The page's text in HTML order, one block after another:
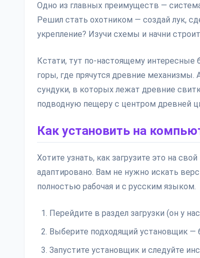
Одно из главных преимуществ —
Решил стать охотником — создай лук,
укрепление? Изучи схемы и начни
Кстати, тут по-настоящему
горы, где прячутся древние механизмы.
сундуки, в которых лежат древние
подводную пещеру с центром древней
Как установить на
Хотите узнать, как загрузите это на
адаптировано. Вам не нужно искать
полностью рабочая и с русским языком.
Перейдите в раздел загрузки (он у
Выберите подходящий установщик
Запустите установщик и следуйте